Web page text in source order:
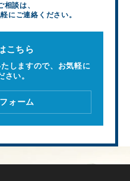
相談は、
にご連絡ください。
こちら
しますので、お気軽に
さい。
ォーム